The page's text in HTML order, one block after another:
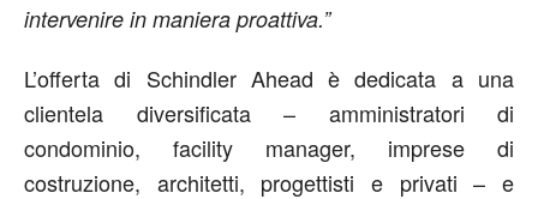
intervenire in maniera proattiva.”
L’offerta di Schindler Ahead è dedicata a una
clientela diversificata – amministratori di
condominio, facility manager, imprese di
costruzione, architetti, progettisti e privati – e